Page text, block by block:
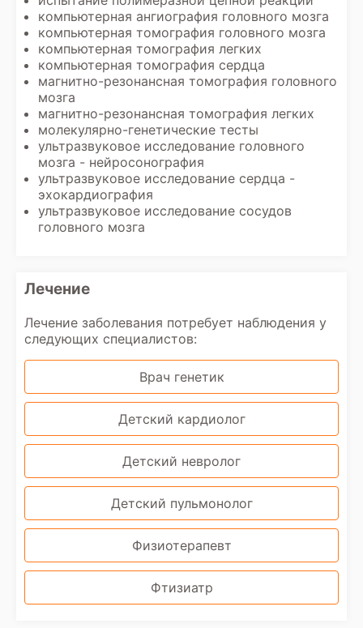
компьютерная ангиография головного мозга
компьютерная томография головного мозга
компьютерная томография легких
компьютерная томография сердца
магнитно-резонансная томография головного
мозга
магнитно-резонансная томография легких
молекулярно-генетические тесты
ультразвуковое исследование головного
мозга - нейросонография
ультразвуковое исследование сердца -
эхокардиография
ультразвуковое исследование сосудов
головного мозга
Лечение
Лечение заболевания потребует наблюдения у
следующих специалистов:
Врач генетик
Детский кардиолог
Детский невролог
Детский пульмонолог
Физиотерапевт
Фтизиатр